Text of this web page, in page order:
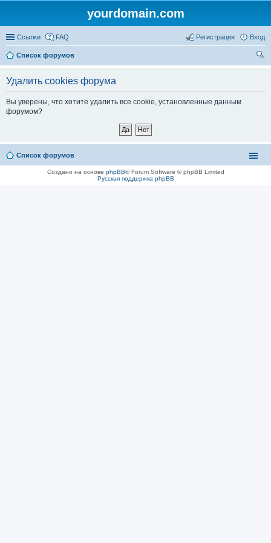
yourdomain.com
Ссылки FAQ Вход
Регистрация
Список форумов
Удалить cookies форума
Вы уверены, что хотите удалить все cookie, установленные данным
форумом?
Список форумов
Создано на основе phpBB® Forum Software © phpBB Limited
Русская поддержка phpBB